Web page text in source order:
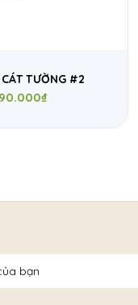
TƯỜNG #2